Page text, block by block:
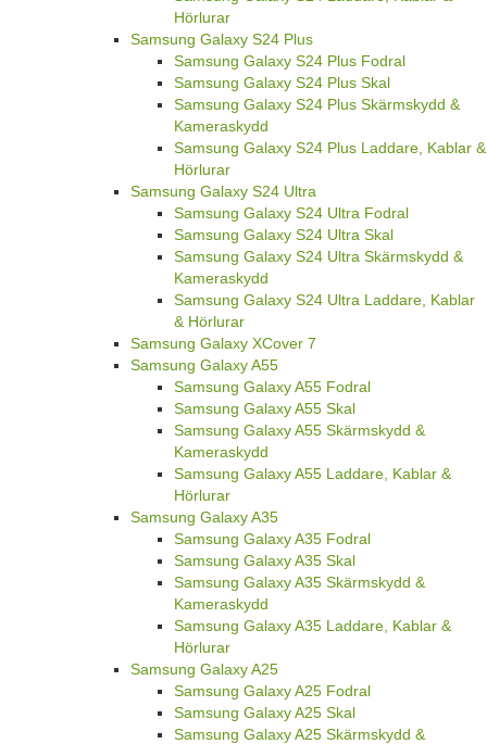
Hörlurar
Samsung Galaxy S24 Plus
Samsung Galaxy S24 Plus Fodral
Samsung Galaxy S24 Plus Skal
Samsung Galaxy S24 Plus Skärmskydd &
Kameraskydd
Samsung Galaxy S24 Plus Laddare, Kablar &
Hörlurar
Samsung Galaxy S24 Ultra
Samsung Galaxy S24 Ultra Fodral
Samsung Galaxy S24 Ultra Skal
Samsung Galaxy S24 Ultra Skärmskydd &
Kameraskydd
Samsung Galaxy S24 Ultra Laddare, Kablar
& Hörlurar
Samsung Galaxy XCover 7
Samsung Galaxy A55
Samsung Galaxy A55 Fodral
Samsung Galaxy A55 Skal
Samsung Galaxy A55 Skärmskydd &
Kameraskydd
Samsung Galaxy A55 Laddare, Kablar &
Hörlurar
Samsung Galaxy A35
Samsung Galaxy A35 Fodral
Samsung Galaxy A35 Skal
Samsung Galaxy A35 Skärmskydd &
Kameraskydd
Samsung Galaxy A35 Laddare, Kablar &
Hörlurar
Samsung Galaxy A25
Samsung Galaxy A25 Fodral
Samsung Galaxy A25 Skal
Samsung Galaxy A25 Skärmskydd &